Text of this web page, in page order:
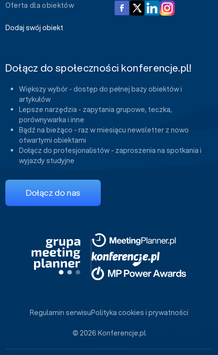
Oferta dla obiektów
Dodaj swój obiekt
Dołącz do społeczności konferencje.pl!
Większy wybór - dostęp do pełnej bazy obiektów i
artykułów
Lepsze narzędzia - zapytania grupowe, teczka,
porównywarka i inne
Bądź na bieżąco - raz w miesiącu newsletter z nowo
otwartymi obiektami
Dołącz do profesjonalistów - zaproszenia na spotkania i
wyjazdy studyjne
Dołącz do nas
© 2026 Konferencje.pl
Regulamin serwisuPolityka cookies i prywatności